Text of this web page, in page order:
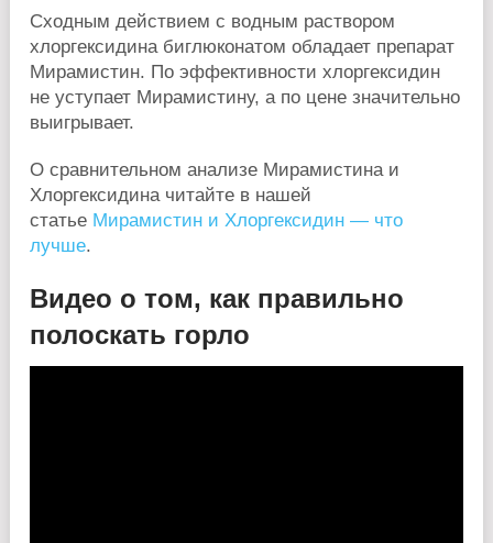
Сходным действием с водным раствором
хлоргексидина биглюконатом обладает препарат
Мирамистин. По эффективности хлоргексидин
не уступает Мирамистину, а по цене значительно
выигрывает.
О сравнительном анализе Мирамистина и
Хлоргексидина читайте в нашей
статье Мирамистин и Хлоргексидин — что
лучше.
Видео о том, как правильно
полоскать горло